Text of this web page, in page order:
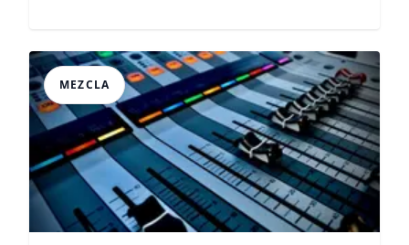
MEZCLA